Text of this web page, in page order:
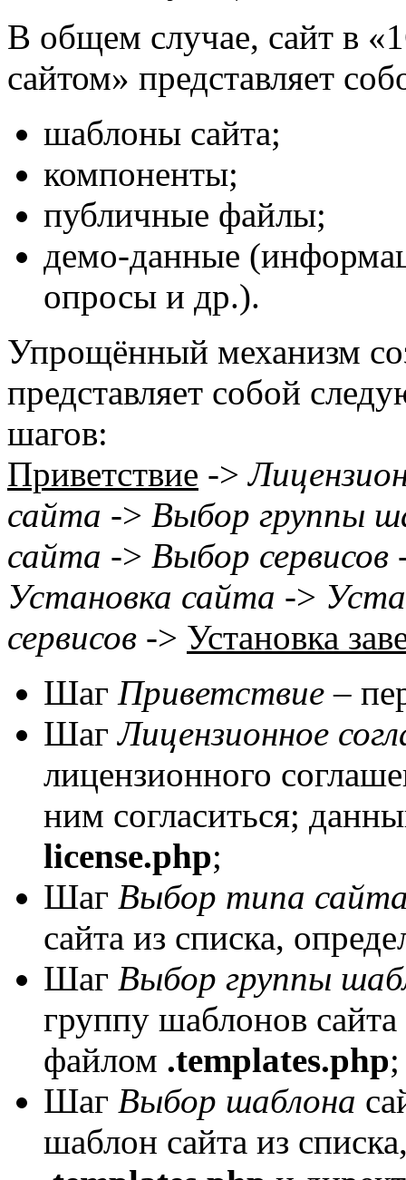
В общем случае, сайт в
сайтом» представляет
шаблоны сайта;
компоненты;
публичные файлы;
демо-данные
опросы и др.).
Упрощённый механизм
представляет собой
шагов:
Приветствие ->
сайта -> Выбор группы
сайта -> Выбор сервисов
Установка сайта ->
сервисов -> Установка
Шаг Приветствие –
ШагЛицензионное
лицензионного
ним согласиться;
license.php;
Шаг Выбор типа
сайта из списка,
Шаг Выбор группы
группу шаблонов сайта
файлом .templates.php;
Шаг Выбор шаблона
шаблон сайта из